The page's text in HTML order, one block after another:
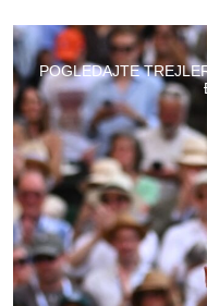
POGLEDAJTE